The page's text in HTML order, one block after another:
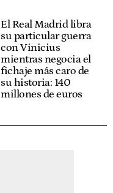
El Real Madrid libra
su particular guerra
con Vinicius
mientras negocia el
fichaje más caro de
su historia: 140
millones de euros